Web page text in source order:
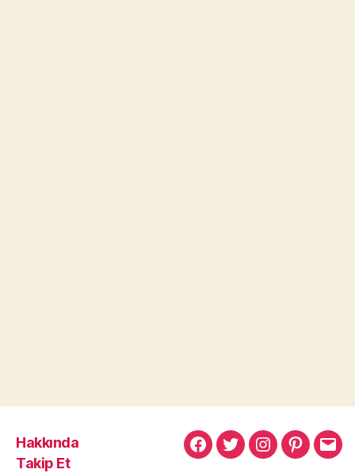
Hakkında
Takip Et
MuratMuratMuratPinterest